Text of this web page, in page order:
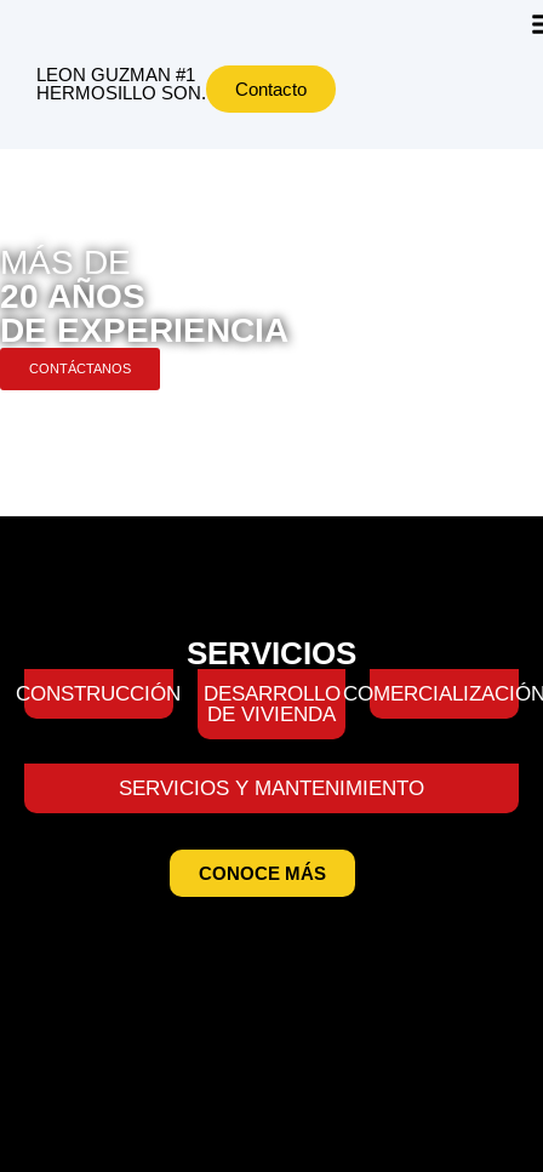
LEON GUZMAN #1
HERMOSILLO SON.
Contacto
MÁS DE
20 AÑOS
DE EXPERIENCIA
CONTÁCTANOS
SERVICIOS
CONSTRUCCIÓN
DESARROLLO
DE VIVIENDA
SERVICIOS Y MANTENIMIENTO
CONOCE MÁS